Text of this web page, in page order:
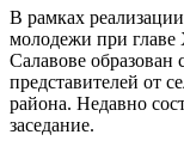
В рамках
молодежи при главе
Салавове
представителей от
района. Недавно
заседание.